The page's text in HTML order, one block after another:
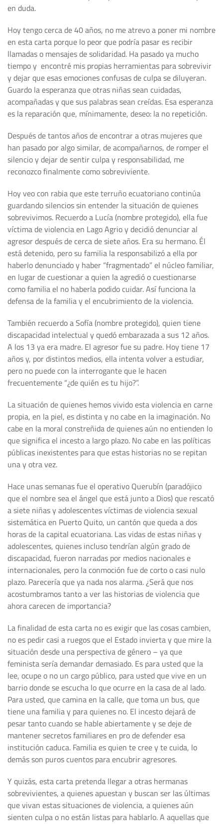
en duda.
Hoy tengo cerca de 40 años, no me atrevo a poner mi nombre
en esta carta porque lo peor que podría pasar es recibir
llamadas o mensajes de solidaridad. Ha pasado ya mucho
tiempo y encontré mis propias herramientas para sobrevivir
y dejar que esas emociones confusas de culpa se diluyeran.
Guardo la esperanza que otras niñas sean cuidadas,
acompañadas y que sus palabras sean creídas. Esa esperanza
es la reparación que, mínimamente, deseo: la no repetición.
Después de tantos años de encontrar a otras mujeres que
han pasado por algo similar, de acompañarnos, de romper el
silencio y dejar de sentir culpa y responsabilidad, me
reconozco finalmente como sobreviviente.
Hoy veo con rabia que este terruño ecuatoriano continúa
guardando silencios sin entender la situación de quienes
sobrevivimos. Recuerdo a Lucía (nombre protegido), ella fue
víctima de violencia en Lago Agrio y decidió denunciar al
agresor después de cerca de siete años. Era su hermano. Él
está detenido, pero su familia la responsabilizó a ella por
haberlo denunciado y haber “fragmentado” el núcleo familiar,
en lugar de cuestionar a quien la agredió o cuestionarse
como familia el no haberla podido cuidar. Así funciona la
defensa de la familia y el encubrimiento de la violencia.
También recuerdo a Sofía (nombre protegido), quien tiene
discapacidad intelectual y quedó embarazada a sus 12 años.
A los 13 ya era madre. El agresor fue su padre. Hoy tiene 17
años y, por distintos medios, ella intenta volver a estudiar,
pero no puede con la interrogante que le hacen
frecuentemente “¿de quién es tu hijo?”.
La situación de quienes hemos vivido esta violencia en carne
propia, en la piel, es distinta y no cabe en la imaginación. No
cabe en la moral constreñida de quienes aún no entienden lo
que significa el incesto a largo plazo. No cabe en las políticas
públicas inexistentes para que estas historias no se repitan
una y otra vez.
Hace unas semanas fue el operativo Querubín (paradójico
que el nombre sea el ángel que está junto a Dios) que rescató
a siete niñas y adolescentes víctimas de violencia sexual
sistemática en Puerto Quito, un cantón que queda a dos
horas de la capital ecuatoriana. Las vidas de estas niñas y
adolescentes, quienes incluso tendrían algún grado de
discapacidad, fueron narradas por medios nacionales e
internacionales, pero la conmoción fue de corto o casi nulo
plazo. Parecería que ya nada nos alarma. ¿Será que nos
acostumbramos tanto a ver las historias de violencia que
ahora carecen de importancia?
La finalidad de esta carta no es exigir que las cosas cambien,
no es pedir casi a ruegos que el Estado invierta y que mire la
situación desde una perspectiva de género – ya que
feminista sería demandar demasiado. Es para usted que la
lee, ocupe o no un cargo público, para usted que vive en un
barrio donde se escucha lo que ocurre en la casa de al lado.
Para usted, que camina en la calle, que toma un bus, que
tiene una familia y para quienes no. El incesto dejará de
pesar tanto cuando se hable abiertamente y se deje de
mantener secretos familiares en pro de defender esa
institución caduca. Familia es quien te cree y te cuida, lo
demás son puros cuentos para encubrir agresores.
Y quizás, esta carta pretenda llegar a otras hermanas
sobrevivientes, a quienes apuestan y buscan ser las últimas
que vivan estas situaciones de violencia, a quienes aún
sienten culpa o no están listas para hablarlo. A aquellas que